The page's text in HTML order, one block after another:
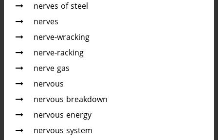
nerves of steel
nerves
nerve-wracking
nerve-racking
nerve gas
nervous
nervous breakdown
nervous energy
nervous system